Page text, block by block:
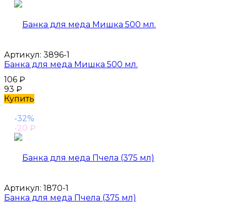
Артикул: 3896-1
Банка для меда Мишка 500 мл.
106 ₽
93 ₽
Купить
-32%
-20 ₽
Артикул: 1870-1
Банка для меда Пчела (375 мл)